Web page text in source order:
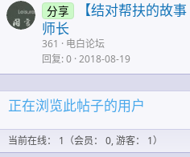
分享
【结对帮扶的故
师长
361
电白论坛
回复 0 2018-08-19
正在浏览此帖子的用户
当前在线： 1（会员： 0, 游客： 1）